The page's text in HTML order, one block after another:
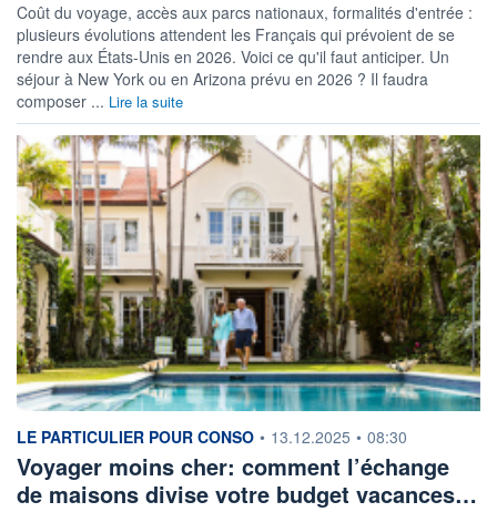
Coût du voyage, accès aux parcs nationaux, formalités d'entrée :
plusieurs évolutions attendent les Français qui prévoient de se
rendre aux États-Unis en 2026. Voici ce qu'il faut anticiper. Un
séjour à New York ou en Arizona prévu en 2026 ? Il faudra
composer ... Lire la suite
information fournie par
LE PARTICULIER POUR CONSO • 13.12.2025 • 08:30
Voyager moins cher: comment l’échange
de maisons divise votre budget vacances…